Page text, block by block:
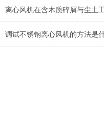
调试不锈钢离心风机的方法是